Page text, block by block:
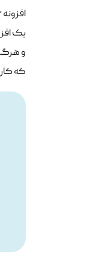
یک
و
که